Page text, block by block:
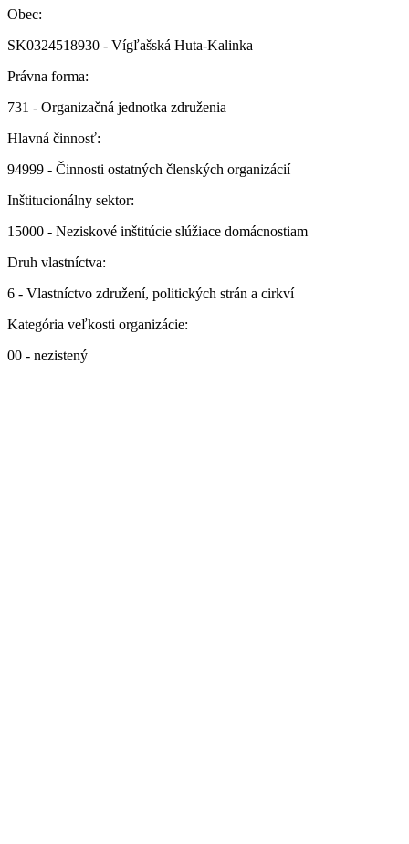
Obec:
SK0324518930 - Vígľašská Huta-Kalinka
Právna forma:
731 - Organizačná jednotka združenia
Hlavná činnosť:
94999 - Činnosti ostatných členských organizácií
Inštitucionálny sektor:
15000 - Neziskové inštitúcie slúžiace domácnostiam
Druh vlastníctva:
6 - Vlastníctvo združení, politických strán a cirkví
Kategória veľkosti organizácie:
00 - nezistený